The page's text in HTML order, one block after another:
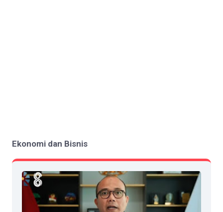
Ekonomi dan Bisnis